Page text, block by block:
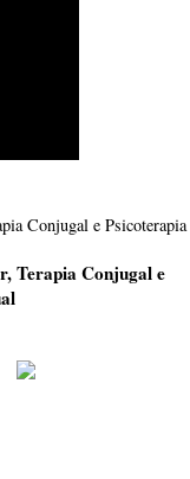
Terapia Conjugal e